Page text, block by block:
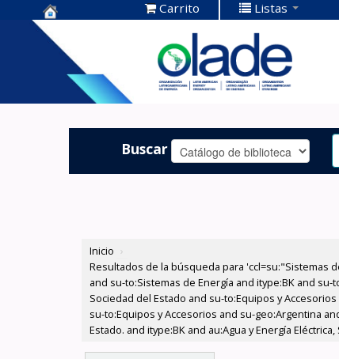
Centro de
Documentación
OLADE -
Carrito Listas
Buscar
Inicio ›
Resultados de la búsqueda para 'ccl=su:"Sistemas
and su-to:Sistemas de Energía and itype:BK and su-
Sociedad del Estado and su-to:Equipos y
su-to:Equipos y Accesorios and su-geo:Argentina
Estado. and itype:BK and au:Agua y Energía